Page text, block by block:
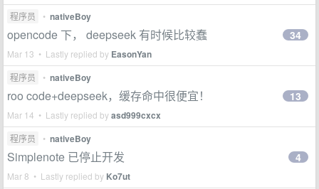
程序员 • nativeBoy
opencode 下， deepseek 有时候比较蠢
Mar 13 • Lastly replied by EasonYan
34
程序员 • nativeBoy
roo code+deepseek，缓存命中很便宜！
Mar 14 • Lastly replied byasd999cxcx
13
程序员 • nativeBoy
Simplenote 已停止开发
Mar 8 • Lastly replied by Ko7ut
4